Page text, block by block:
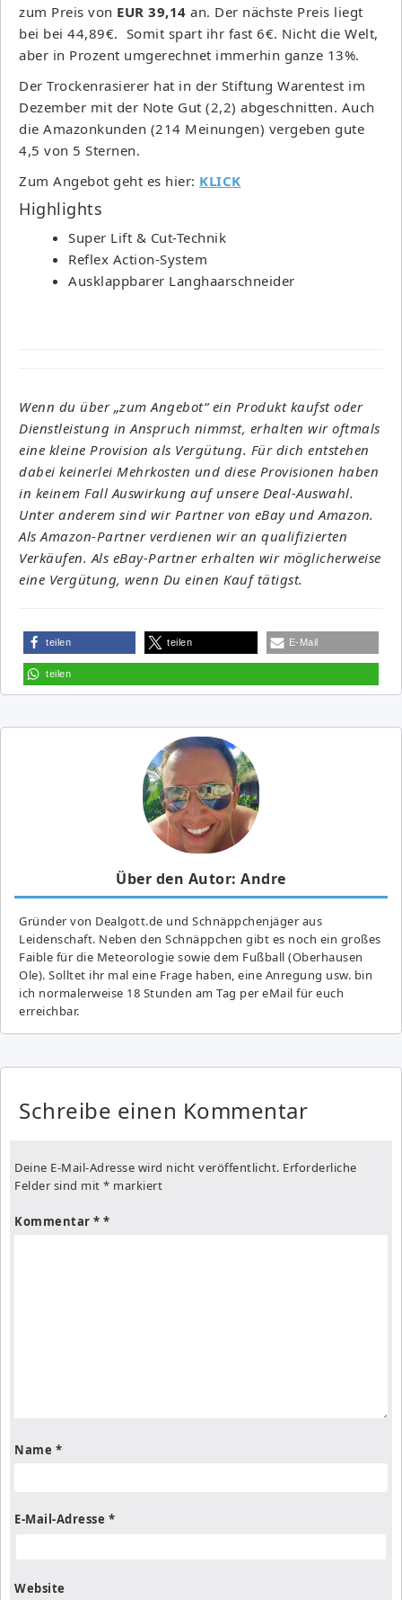
zum Preis von EUR 39,14 an. Der nächste Preis liegt
bei bei 44,89€. Somit spart ihr fast 6€. Nicht die Welt,
aber in Prozent umgerechnet immerhin ganze 13%.
Der Trockenrasierer hat in der Stiftung Warentest im
Dezember mit der Note Gut (2,2) abgeschnitten. Auch
die Amazonkunden (214 Meinungen) vergeben gute
4,5 von 5 Sternen.
Zum Angebot geht es hier: KLICK
Highlights
Super Lift & Cut-Technik
Reflex Action-System
Ausklappbarer Langhaarschneider
Wenn du über „zum Angebot“ ein Produkt kaufst oder
Dienstleistung in Anspruch nimmst, erhalten wir oftmals
eine kleine Provision als Vergütung. Für dich entstehen
dabei keinerlei Mehrkosten und diese Provisionen haben
in keinem Fall Auswirkung auf unsere Deal-Auswahl.
Unter anderem sind wir Partner von eBay und Amazon.
Als Amazon-Partner verdienen wir an qualifizierten
Verkäufen. Als eBay-Partner erhalten wir möglicherweise
eine Vergütung, wenn Du einen Kauf tätigst.
teilen teilen E-Mail
teilen
Über den Autor: Andre
Gründer von Dealgott.de und Schnäppchenjäger aus
Leidenschaft. Neben den Schnäppchen gibt es noch ein großes
Fai­ble für die Meteorologie sowie dem Fußball (Oberhausen
Ole). Solltet ihr mal eine Frage haben, eine Anregung usw. bin
ich normalerweise 18 Stunden am Tag per eMail für euch
erreichbar.
Schreibe einen Kommentar
Deine E-Mail-Adresse wird nicht veröffentlicht. Erforderliche
Felder sind mit * markiert
Kommentar *
Name *
E-Mail-Adresse *
Website